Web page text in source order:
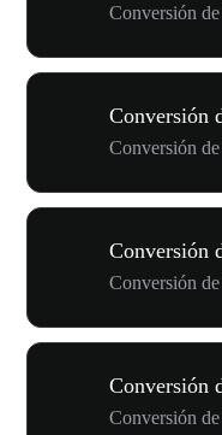
Conversión
Conversión
Conversión
Conversión
Conversión
Conversión